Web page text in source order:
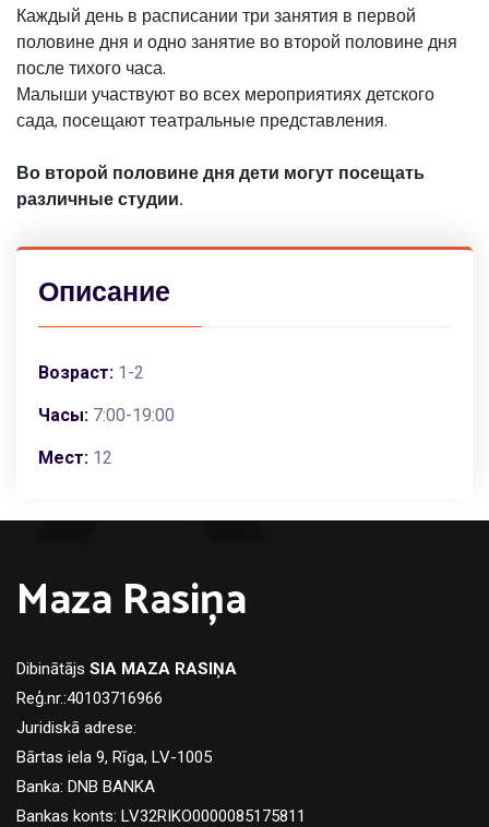
Каждый день в расписании три занятия в первой
половине дня и одно занятие во второй половине дня
после тихого часа.
Малыши участвуют во всех мероприятиях детского
сада, посещают театральные представления.
Во второй половине дня дети могут посещать
различные студии.
Описание
Возраст: 1-2
Часы: 7:00-19:00
Мест: 12
Maza Rasiņa
Dibinātājs SIA MAZA RASIŅA
Reģ.nr.:40103716966
Juridiskā adrese:
Bārtas iela 9, Rīga, LV-1005
Banka: DNB BANKA
Bankas konts: LV32RIKO0000085175811